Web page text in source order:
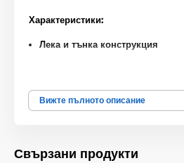
Характеристики:
Лека и тънка конструкция
Стилно чисто бяло изпълнение
Вижте пълното описание
Свързани продукти